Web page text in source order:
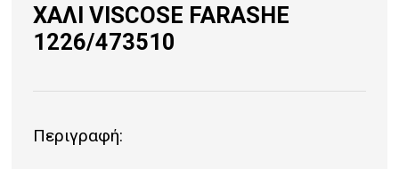
ΧΑΛΙ VISCOSE FARASHE
1226/473510
Περιγραφή: